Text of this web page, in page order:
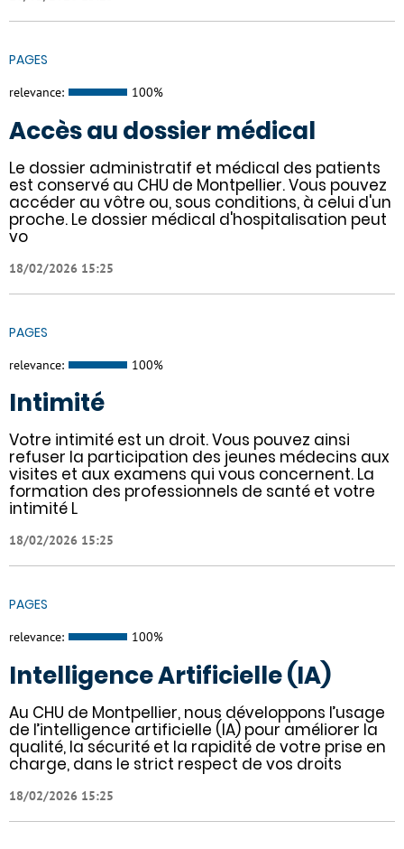
PAGES
relevance: 100%
Accès au dossier médical
Le dossier administratif et médical des patients
est conservé au CHU de Montpellier. Vous pouvez
accéder au vôtre ou, sous conditions, à celui d'un
proche. Le dossier médical d'hospitalisation peut
vo
18/02/2026 15:25
PAGES
relevance: 100%
Intimité
Votre intimité est un droit. Vous pouvez ainsi
refuser la participation des jeunes médecins aux
visites et aux examens qui vous concernent. La
formation des professionnels de santé et votre
intimité L
18/02/2026 15:25
PAGES
relevance: 100%
Intelligence Artificielle (IA)
Au CHU de Montpellier, nous développons l’usage
de l’intelligence artificielle (IA) pour améliorer la
qualité, la sécurité et la rapidité de votre prise en
charge, dans le strict respect de vos droits
18/02/2026 15:25